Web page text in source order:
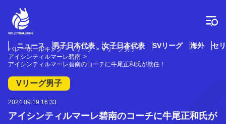
ニュース 男子日本代表 女子日本代表 SVリーグ 海外 セ
バレーボールキング Vリーグ
Vリーグ男子
アイシンティルマーレ碧南
アイシンティルマーレ碧南のコーチに牛尾正和氏が就任！
Vリーグ男子
2024.09.19 16:33
アイシンティルマーレ碧南のコーチに牛尾正和氏が